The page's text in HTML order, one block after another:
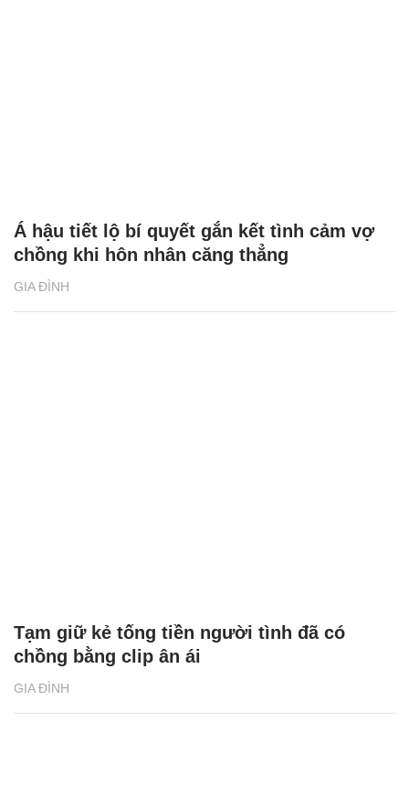
GIA ĐÌNH
Á hậu tiết lộ bí quyết gắn kết tình cảm vợ
chồng khi hôn nhân căng thẳng
GIA ĐÌNH
Tạm giữ kẻ tống tiền người tình đã có
chồng bằng clip ân ái